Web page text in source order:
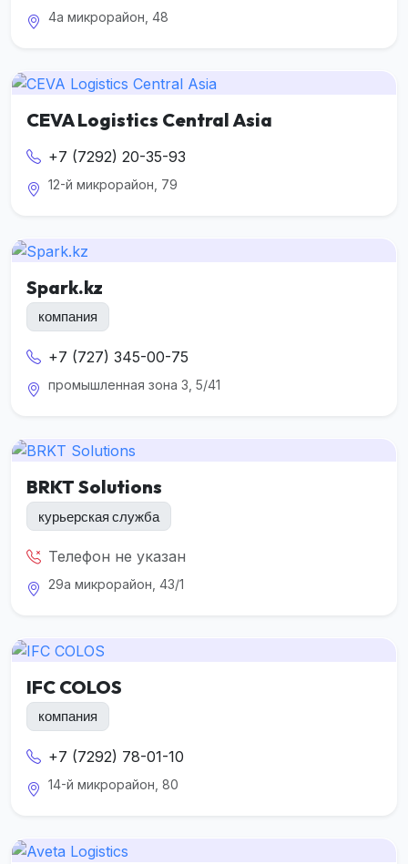
4а микрорайон, 48
CEVA Logistics Central Asia
+7 (7292) 20-35-93
12-й микрорайон, 79
Spark.kz
компания
+7 (727) 345-00-75
промышленная зона 3, 5/41
BRKT Solutions
курьерская служба
Телефон не указан
29а микрорайон, 43/1
IFC COLOS
компания
+7 (7292) 78-01-10
14-й микрорайон, 80